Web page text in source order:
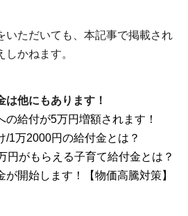
いただいても、本記事で掲載され
かねます。
他にもあります！
の給付が5万円増額されます！
/1万2000円の給付金とは？
円がもらえる子育て給付金とは？
が開始します！【物価高騰対策】